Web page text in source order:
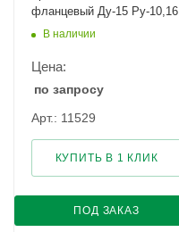
фланцевый Ду-15 Ру-10,16
В наличии
Цена:
по запросу
Арт.: 11529
ПОД ЗАКАЗ
КУПИТЬ В 1 КЛИК